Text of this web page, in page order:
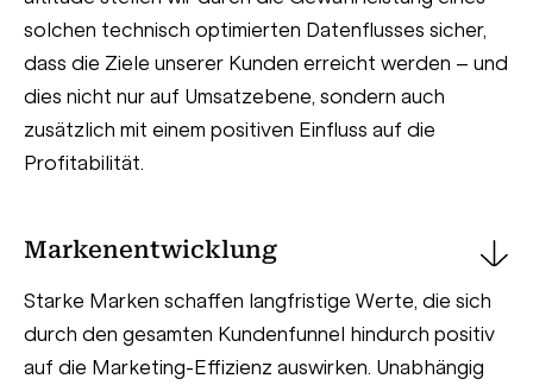
solchen technisch optimierten Datenflusses sicher,
dass die Ziele unserer Kunden erreicht werden – und
dies nicht nur auf Umsatzebene, sondern auch
zusätzlich mit einem positiven Einfluss auf die
Profitabilität.
Markenentwicklung
Starke Marken schaffen langfristige Werte, die sich
durch den gesamten Kundenfunnel hindurch positiv
auf die Marketing-Effizienz auswirken. Unabhängig